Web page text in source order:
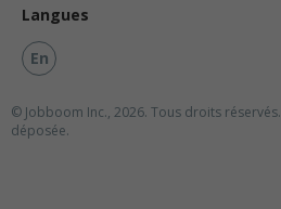
Langues
En
© Jobboom Inc., 2026. Tous droits réservés.
déposée.